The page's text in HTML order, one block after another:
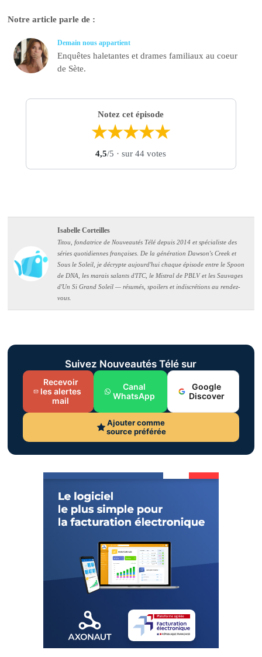
Notre article parle de :
Demain nous appartient
Enquêtes haletantes et drames familiaux au coeur
de Sète.
Notez cet épisode
★★★★★
4,5/5 · sur 44 votes
Isabelle Corteilles
Titou, fondatrice de Nouveautés Télé depuis 2014 et spécialiste des
séries quotidiennes françaises. De la génération Dawson's Creek et
Sous le Soleil, je décrypte aujourd'hui chaque épisode entre le Spoon
de DNA, les marais salants d'ITC, le Mistral de PBLV et les Sauvages
d'Un Si Grand Soleil — résumés, spoilers et indiscrétions au rendez-
vous.
Suivez Nouveautés Télé sur
Recevoir
les alertes
mail
Canal
WhatsApp
Google
Discover
Ajouter comme
source préférée